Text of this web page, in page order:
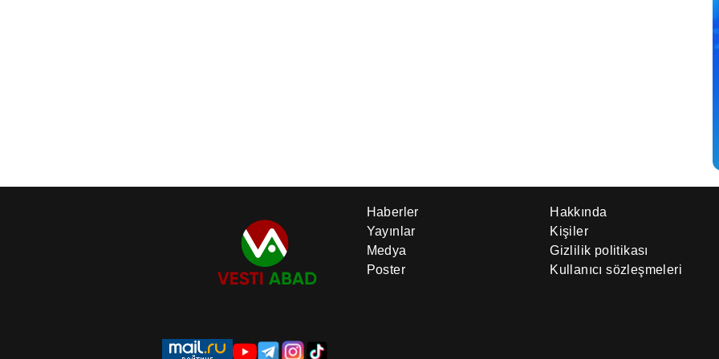
Haberler
Yayınlar
Medya
Poster
Hakkında
Kişiler
Gizlilik politikası
Kullanıcı sözleşmeleri